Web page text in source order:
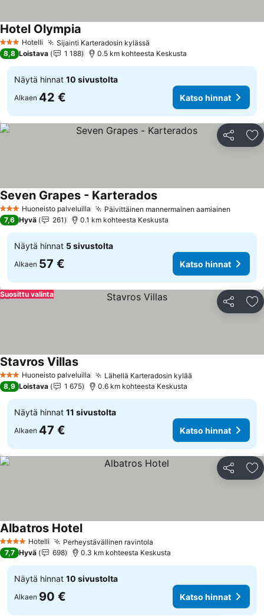
3 Tähtiluokitus
Hotelli Sijainti Karteradosin kylässä
Hotel Olympia
8,8 Loistava 1 188 0.5 km kohteesta Keskusta
Näytä hinnat 10 sivustolta
Alkaen 42 € Katso hinnat
Jaa
3 Tähtiluokitus
Huoneisto palveluilla Päivittäinen mannermainen aamiainen
Seven Grapes - Karterados
7,6 Hyvä 261 0.1 km kohteesta Keskusta
Näytä hinnat 5 sivustolta
Alkaen 57 € Katso hinnat
Jaa
Suosittu valinta
3 Tähtiluokitus
Huoneisto palveluilla Lähellä Karteradosin kylää
Stavros Villas
8,9 Loistava 1 675 0.6 km kohteesta Keskusta
Näytä hinnat 11 sivustolta
Alkaen 47 € Katso hinnat
Jaa
4 Tähtiluokitus
Hotelli Perheystävällinen ravintola
Albatros Hotel
7,7 Hyvä 698 0.3 km kohteesta Keskusta
Näytä hinnat 10 sivustolta
Alkaen 90 € Katso hinnat